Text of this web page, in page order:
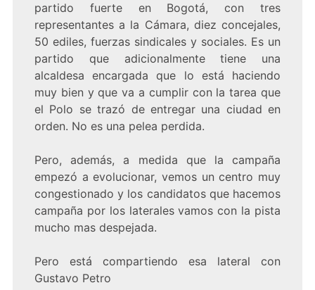
partido fuerte en Bogotá, con tres
representantes a la Cámara, diez concejales,
50 ediles, fuerzas sindicales y sociales. Es un
partido que adicionalmente tiene una
alcaldesa encargada que lo está haciendo
muy bien y que va a cumplir con la tarea que
el Polo se trazó de entregar una ciudad en
orden. No es una pelea perdida.
Pero, además, a medida que la campaña
empezó a evolucionar, vemos un centro muy
congestionado y los candidatos que hacemos
campaña por los laterales vamos con la pista
mucho mas despejada.
Pero está compartiendo esa lateral con
Gustavo Petro